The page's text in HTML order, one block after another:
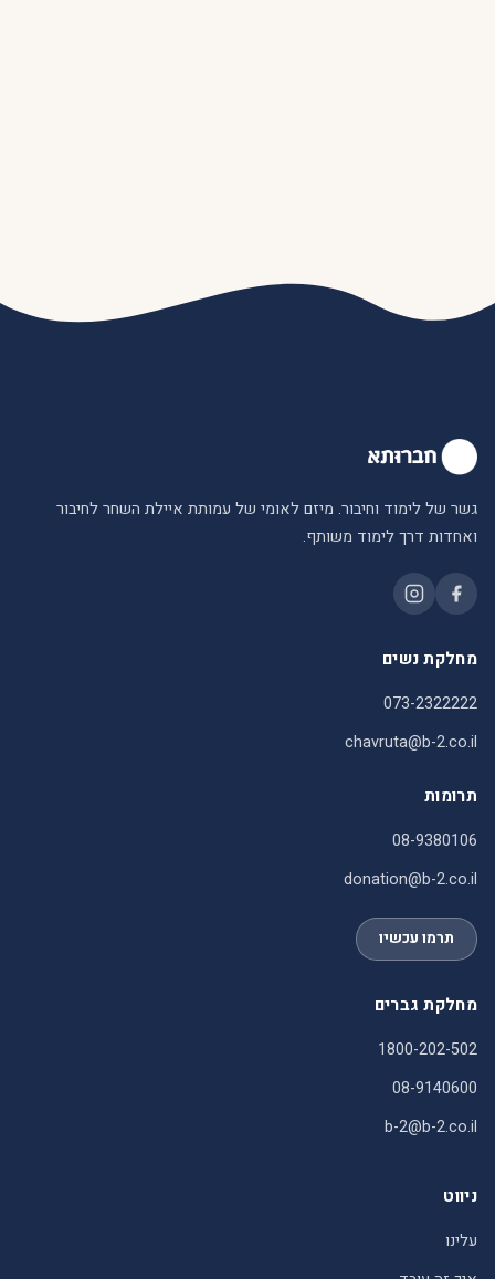
גשר של לימוד וחיבור. מיזם לאומי של עמותת איילת השחר לחיבור
ואחדות דרך לימוד משותף.
מחלקת נשים
073-2322222
chavruta@b-2.co.il
תרומות
08-9380106
donation@b-2.co.il
תרמו עכשיו
מחלקת גברים
1800-202-502
08-9140600
b-2@b-2.co.il
ניווט
עלינו